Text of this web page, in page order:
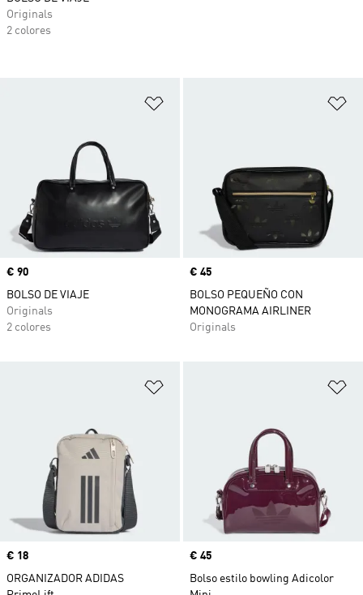
Precio
€ 90
BOLSO DE VIAJE
Originals
2 colores
Precio
€ 45
BOLSO PEQUEÑO CON
MONOGRAMA AIRLINER
Originals
Precio
€ 18
ORGANIZADOR ADIDAS
Precio
€ 45
Bolso estilo bowling Adicolor
Originals
2 colores